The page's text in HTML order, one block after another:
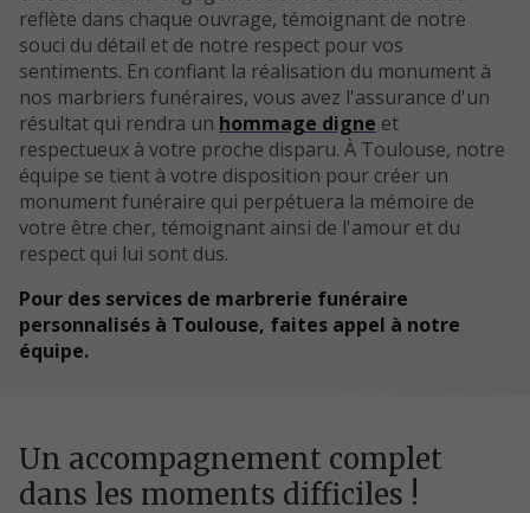
reflète dans chaque ouvrage, témoignant de notre
souci du détail et de notre respect pour vos
sentiments. En confiant la réalisation du monument à
nos marbriers funéraires, vous avez l'assurance d'un
résultat qui rendra un hommage digne et
respectueux à votre proche disparu. À Toulouse, notre
équipe se tient à votre disposition pour créer un
monument funéraire qui perpétuera la mémoire de
votre être cher, témoignant ainsi de l'amour et du
respect qui lui sont dus.
Pour des services de marbrerie funéraire
personnalisés à Toulouse, faites appel à notre
équipe.
Un accompagnement complet
dans les moments difficiles !